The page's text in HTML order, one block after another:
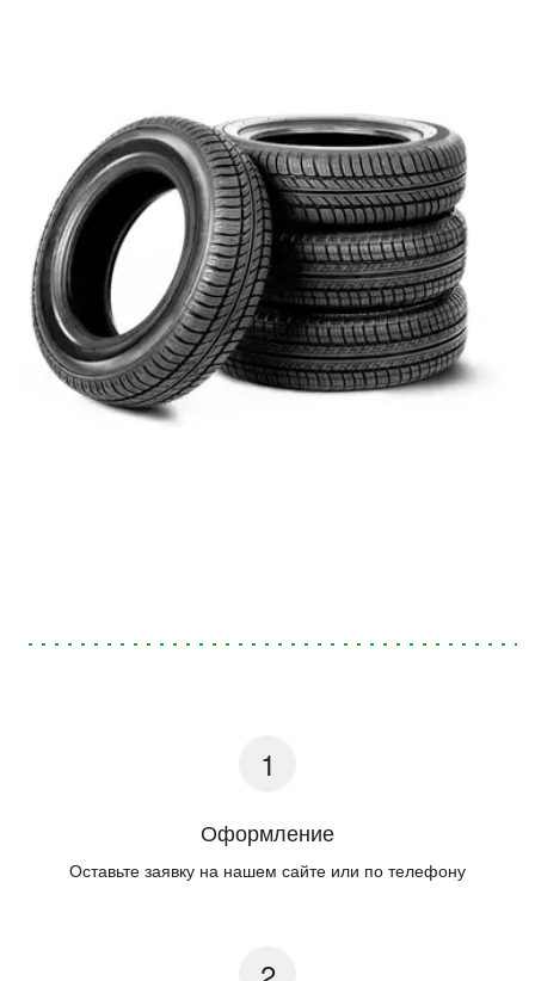
Оформление
Оставьте заявку на нашем сайте или по телефону